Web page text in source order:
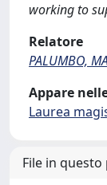
working to
Relatore
PALUMBO,
Appare
Laurea
File in